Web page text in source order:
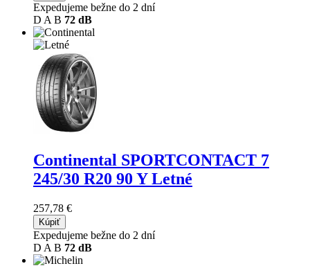
Expedujeme bežne do 2 dní
D A B 72 dB
Continental SPORTCONTACT 7
245/30 R20 90 Y Letné
257,78 €
Kúpiť
Expedujeme bežne do 2 dní
D A B 72 dB